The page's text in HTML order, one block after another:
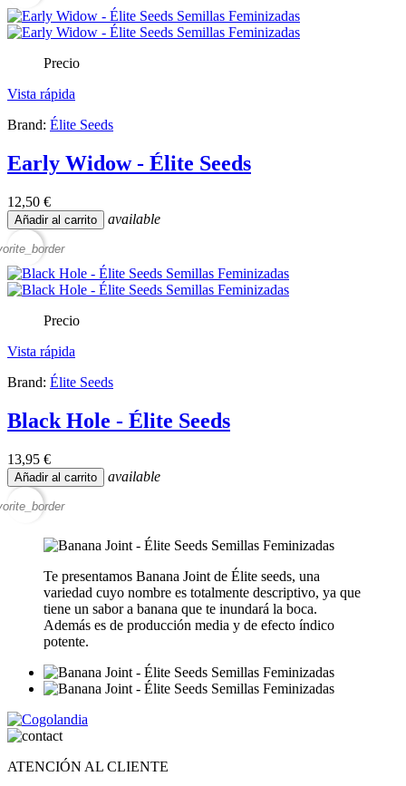
Precio
Vista rápida
Brand: Élite Seeds
Early Widow - Élite Seeds
12,50 €
Añadir al carrito available
Precio
Vista rápida
Brand: Élite Seeds
Black Hole - Élite Seeds
13,95 €
Añadir al carrito available
Te presentamos Banana Joint de Élite seeds, una
variedad cuyo nombre es totalmente descriptivo, ya que
tiene un sabor a banana que te inundará la boca.
Además es de producción media y de efecto índico
potente.
ATENCIÓN AL CLIENTE